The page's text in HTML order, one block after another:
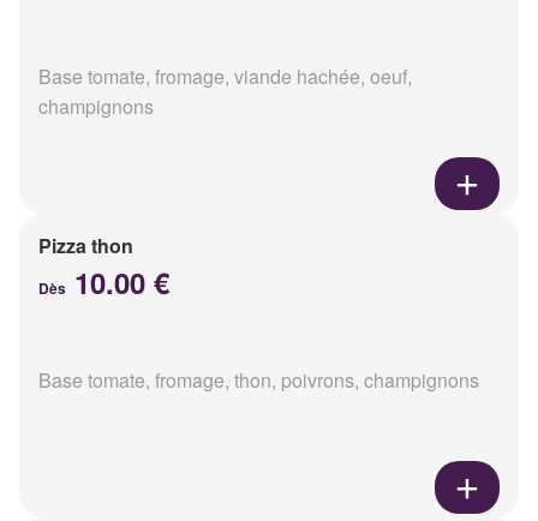
Base tomate, fromage, viande hachée, oeuf,
champignons
Pizza thon
Dès 10.00 €
Base tomate, fromage, thon, poivrons, champignons